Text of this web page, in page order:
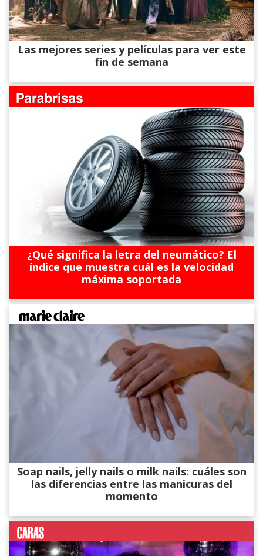
Las mejores series y películas para ver este
fin de semana
¿Qué significa la letra del neumático? El
índice que muestra cuál es la velocidad
máxima soportada
Soap nails, jelly nails o milk nails: cuáles son
las diferencias entre las manicuras del
momento